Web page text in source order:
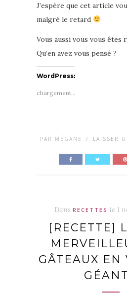
J’espère que cet article
malgré le retard
Vous aussi vous vous êtes
Qu’en avez vous pensé ?
WordPress:
chargement…
PAR MÉGANE / LAISSER
Dans RECETTES le 1
[RECETTE]
GÂTEAUX EN